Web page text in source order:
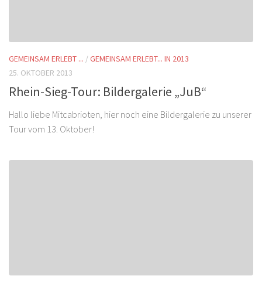
GEMEINSAM ERLEBT ... /GEMEINSAM ERLEBT... IN 2013
25. OKTOBER 2013
Rhein-Sieg-Tour: Bildergalerie „JuB“
Hallo liebe Mitcabrioten, hier noch eine Bildergalerie zu unserer
Tour vom 13. Oktober!